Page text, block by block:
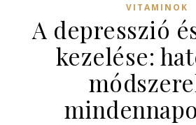
VITAMINOK
A depresszió
kezelése: